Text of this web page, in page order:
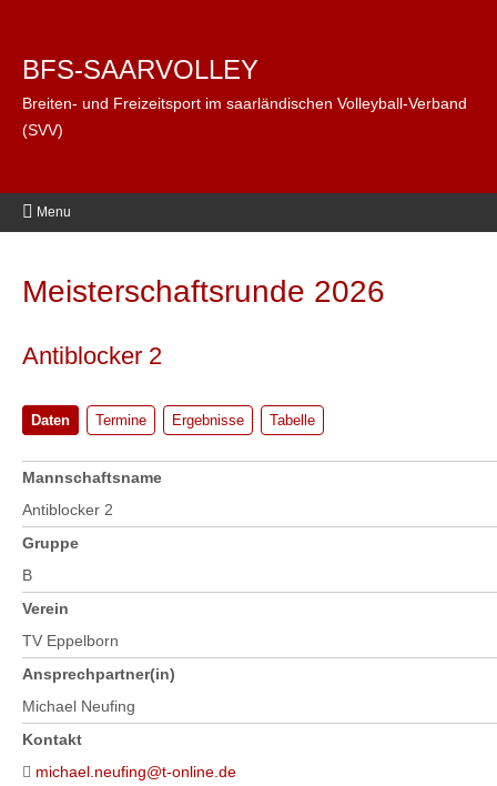
BFS-SAARVOLLEY
Breiten- und Freizeitsport im saarländischen Volleyball-Verband
(SVV)
Menu
Meisterschaftsrunde 2026
Antiblocker 2
Daten Termine Ergebnisse Tabelle
Mannschaftsname
Antiblocker 2
Gruppe
B
Verein
TV Eppelborn
Ansprechpartner(in)
Michael Neufing
Kontakt
michael.neufing@t-online.de